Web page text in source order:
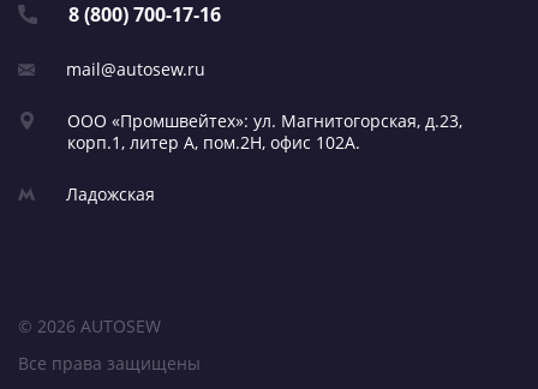
8 (800) 700-17-16
mail@autosew.ru
ООО «Промшвейтех»: ул. Магнитогорская, д.23,
корп.1, литер А, пом.2Н, офис 102А.
Ладожская
© 2026 AUTOSEW
Все права защищены